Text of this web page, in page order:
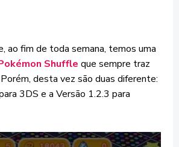
ao fim de toda semana, temos uma
Shuffle que sempre traz
desta vez são duas diferente:
3DS e a Versão 1.2.3 para